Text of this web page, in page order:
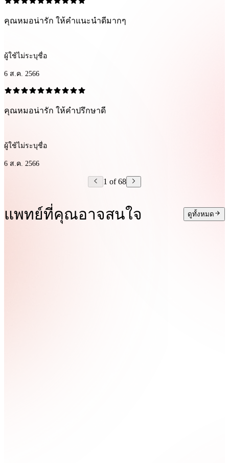
คุณหมอน่ารัก ให้คำแนะนำดีมากๆ
ผู้ใช้ไม่ระบุชื่อ
6 ส.ค. 2566
คุณหมอน่ารัก ให้คำปรึกษาดี
ผู้ใช้ไม่ระบุชื่อ
6 ส.ค. 2566
1 of 68
แพทย์ที่คุณอาจสนใจ ดูทั้งหมด